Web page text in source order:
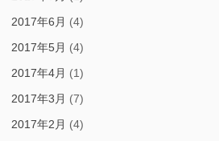
2017年6月 (4)
2017年5月 (4)
2017年4月 (1)
2017年3月 (7)
2017年2月 (4)